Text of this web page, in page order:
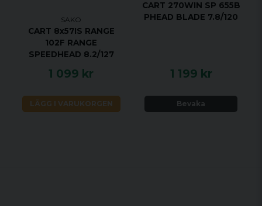
SAKO
CART 8x57IS RANGE
102F RANGE
SPEEDHEAD 8.2/127
1 099 kr
LÄGG I VARUKORGEN
CART 270WIN SP 655B
PHEAD BLADE 7.8/120
1 199 kr
Bevaka